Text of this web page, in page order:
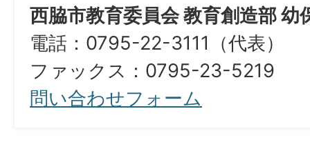
西脇市教育委員会 教育創造部 幼
電話：0795-22-3111（代表）
ファックス：0795-23-5219
問い合わせフォーム